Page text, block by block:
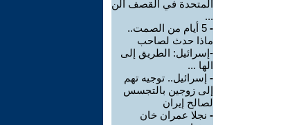
المتحدة في القصف الن
...
-
5 أيام من الصمت..
ماذا حدث لصاحب
-إسرائيل: الطريق إلى
الها ...
- إسرائيل.. توجيه تهم
إلى زوجين بالتجسس
لصالح إيران
- نجلا عمران خان